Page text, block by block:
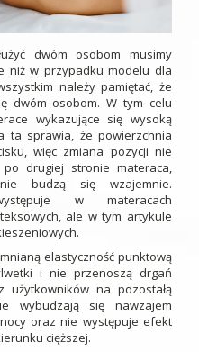
dwóm osobom musimy
niż w przypadku modelu dla
należy pamiętać, że
dwóm osobom. W tym celu
wykazujące się wysoką
ta sprawia, że powierzchnia
więc zmiana pozycji nie
po drugiej stronie materaca,
budzą się wzajemnie.
w materacach
ale w tym artykule
elastyczność punktową
i nie przenoszą drgań
użytkowników na pozostałą
wybudzają się nawzajem
oraz nie występuje efekt
cięższej.